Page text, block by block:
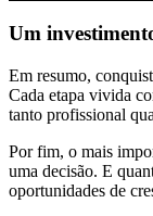
Um
Em resumo,
Cada etapa vivida
tanto profissional
Por fim, o mais
uma decisão. E
oportunidades de